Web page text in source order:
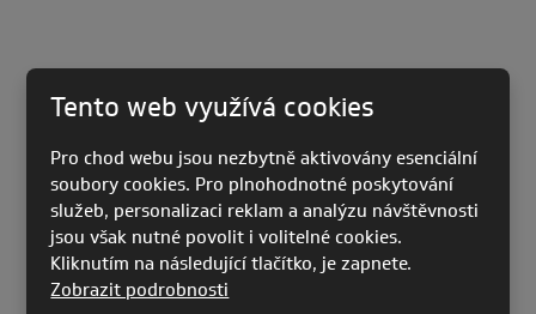
Tento web využívá cookies
Pro chod webu jsou nezbytně aktivovány esenciální
soubory cookies. Pro plnohodnotné poskytování
služeb, personalizaci reklam a analýzu návštěvnosti
jsou však nutné povolit i volitelné cookies.
Kliknutím na následující tlačítko, je zapnete.
Zobrazit podrobnosti